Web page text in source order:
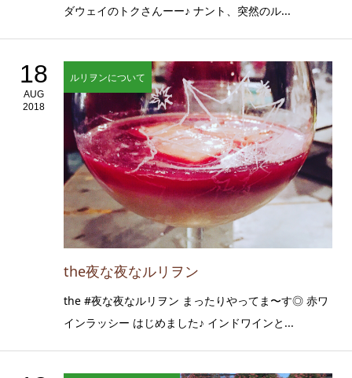
ダウェイのトクさんーー♪ ナント、突然のル...
18
AUG
2018
ルリヲンについて
the夜な夜なルリヲン
the #夜な夜なルリヲン まったりやってま〜す◎ 赤ワ
インラッシー はじめました♪ インドワインと...